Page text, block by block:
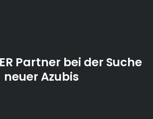
Partner bei der Suche
neuer Azubis